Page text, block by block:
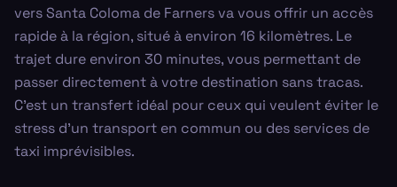
vers Santa Coloma de Farners va vous offrir un accès
rapide à la région, situé à environ 16 kilomètres. Le
trajet dure environ 30 minutes, vous permettant de
passer directement à votre destination sans tracas.
C'est un transfert idéal pour ceux qui veulent éviter le
stress d'un transport en commun ou des services de
taxi imprévisibles.